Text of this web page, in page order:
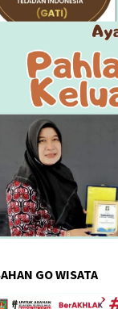
GO WISATA